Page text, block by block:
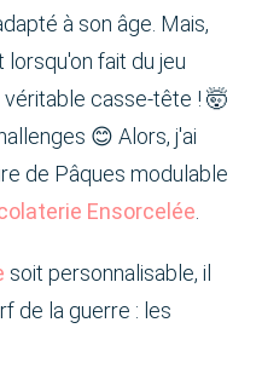
à son âge. Mais,
lorsqu'on fait du jeu
casse-tête ! 🤯
😊 Alors, j'ai
de Pâques modulable
Ensorcelée
soit personnalisable, il
de la guerre : les